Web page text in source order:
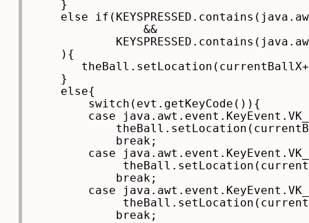
    }
else
                &&
    ){
    }
    else{
        switch(evt.getKeyCode()){
case
            break;
case
            break;
case
            break;